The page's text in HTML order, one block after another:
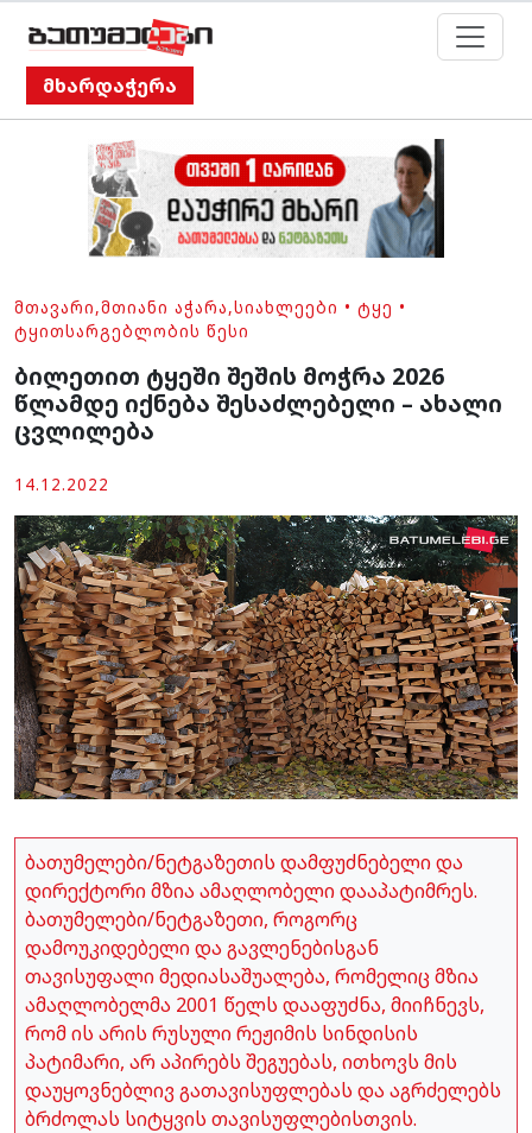
მხარდაჭერა
ᲛᲗᲐᲕᲐᲠᲘ,ᲛᲗᲘᲐᲜᲘ ᲐᲭᲐᲠᲐ,ᲡᲘᲐᲮᲚᲔᲔᲑᲘ • ᲢᲧᲔ •
ᲢᲧᲘᲗᲡᲐᲠᲒᲔᲑᲚᲝᲑᲘᲡ ᲬᲔᲡᲘ
ბილეთით ტყეში შეშის მოჭრა 2026
წლამდე იქნება შესაძლებელი – ახალი
ცვლილება
14.12.2022
ბათუმელები/ნეტგაზეთის დამფუძნებელი და
დირექტორი მზია ამაღლობელი დააპატიმრეს.
ბათუმელები/ნეტგაზეთი, როგორც
დამოუკიდებელი და გავლენებისგან
თავისუფალი მედიასაშუალება, რომელიც მზია
ამაღლობელმა 2001 წელს დააფუძნა, მიიჩნევს,
რომ ის არის რუსული რეჟიმის სინდისის
პატიმარი, არ აპირებს შეგუებას, ითხოვს მის
დაუყოვნებლივ გათავისუფლებას და აგრძელებს
ბრძოლას სიტყვის თავისუფლებისთვის.